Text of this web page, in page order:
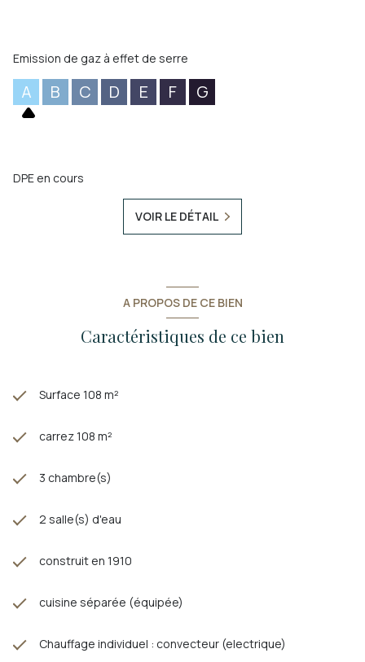
Emission de gaz à effet de serre
A B C D E F G
DPE en cours
VOIR LE DÉTAIL
A PROPOS DE CE BIEN
Caractéristiques de ce bien
Surface 108 m²
carrez 108 m²
3 chambre(s)
2 salle(s) d'eau
construit en 1910
cuisine séparée (équipée)
Chauffage individuel : convecteur (electrique)